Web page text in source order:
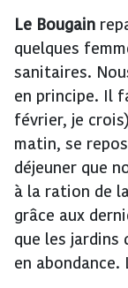
Le Bougain
quelques
sanitaires.
en principe. Il
février, je
matin, se
déjeuner que
à la ration de
grâce aux
que les
en